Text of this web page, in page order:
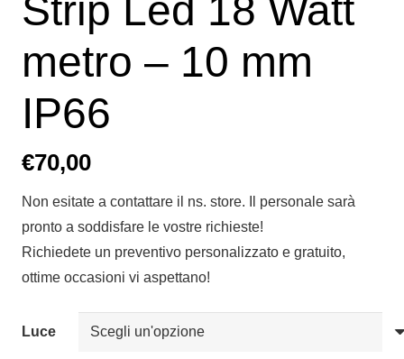
Strip Led 18 Watt
metro – 10 mm
IP66
€70,00
Non esitate a contattare il ns. store. Il personale sarà
pronto a soddisfare le vostre richieste!
Richiedete un preventivo personalizzato e gratuito,
ottime occasioni vi aspettano!
Luce